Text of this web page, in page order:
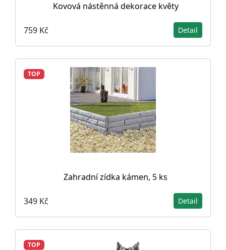
Kovová nástěnná dekorace květy
759 Kč Detail
TOP
Zahradní zídka kámen, 5 ks
349 Kč Detail
TOP